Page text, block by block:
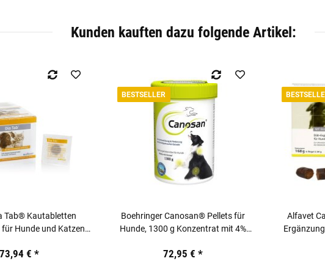
Kunden kauften dazu folgende Artikel:
Tab® Kautabletten
Hunde und Katzen
73,94 € *
BESTSELLER
Boehringer Canosan® Pellets für
Hunde, 1300 g Konzentrat mit 4%
72,95 €*
Alfavet